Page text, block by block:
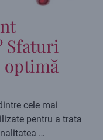
Sfaturi
cele mai
pentru a trata
…